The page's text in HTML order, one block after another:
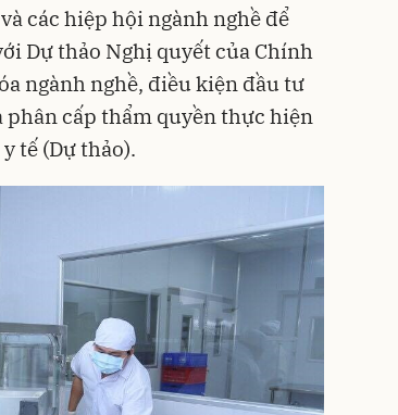
các hiệp hội ngành nghề để
Dự thảo Nghị quyết của Chính
ngành nghề, điều kiện đầu tư
cấp thẩm quyền thực hiện
tế (Dự thảo).